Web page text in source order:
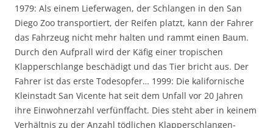
1979: Als einem Lieferwagen, der Schlangen in den San
Diego Zoo transportiert, der Reifen platzt, kann der Fahrer
das Fahrzeug nicht mehr halten und rammt einen Baum.
Durch den Aufprall wird der Käfig einer tropischen
Klapperschlange beschädigt und das Tier bricht aus. Der
Fahrer ist das erste Todesopfer… 1999: Die kalifornische
Kleinstadt San Vicente hat seit dem Unfall vor 20 Jahren
ihre Einwohnerzahl verfünffacht. Dies steht aber in keinem
Verhältnis zu der Anzahl tödlichen Klapperschlangen-